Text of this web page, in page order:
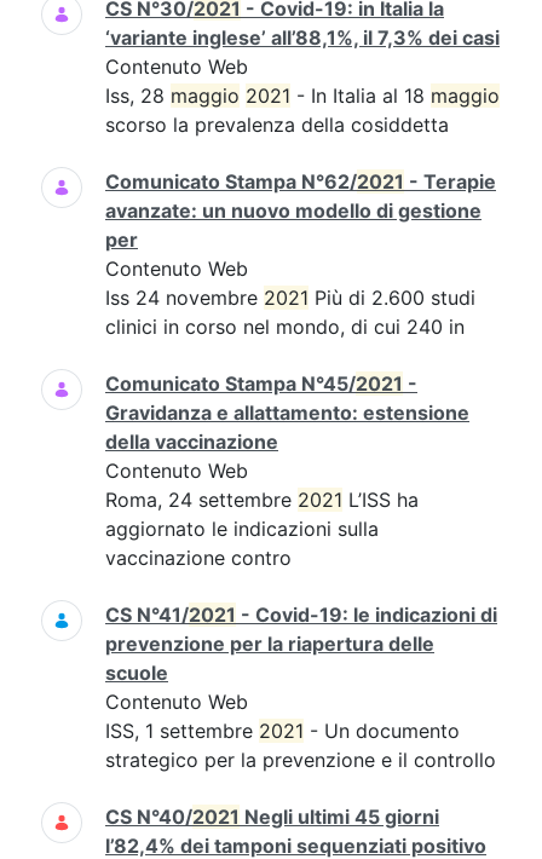
CS N°30/2021 - Covid-19: in Italia la
‘variante inglese’ all’88,1%, il 7,3% dei casi
Contenuto Web
Iss, 28 maggio 2021 - In Italia al 18 maggio
scorso la prevalenza della cosiddetta
Comunicato Stampa N°62/2021 - Terapie
avanzate: un nuovo modello di gestione
per
Contenuto Web
Iss 24 novembre 2021 Più di 2.600 studi
clinici in corso nel mondo, di cui 240 in
Comunicato Stampa N°45/2021 -
Gravidanza e allattamento: estensione
della vaccinazione
Contenuto Web
Roma, 24 settembre 2021 L’ISS ha
aggiornato le indicazioni sulla
vaccinazione contro
CS N°41/2021 - Covid-19: le indicazioni di
prevenzione per la riapertura delle
scuole
Contenuto Web
ISS, 1 settembre 2021 - Un documento
strategico per la prevenzione e il controllo
CS N°40/2021 Negli ultimi 45 giorni
l’82,4% dei tamponi sequenziati positivo